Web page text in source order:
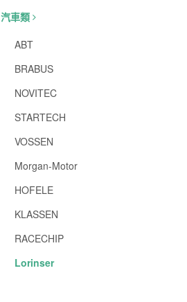
汽車類
ABT
BRABUS
NOVITEC
STARTECH
VOSSEN
Morgan-Motor
HOFELE
KLASSEN
RACECHIP
Lorinser